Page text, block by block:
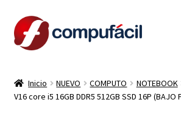
Ir
a
Ir
al
contenido
ARMA TU COMBO
Inicio NUEVO COMPUTO NOTEBOOK
V16 core i5 16GB DDR5 512GB SSD 16P (BAJO